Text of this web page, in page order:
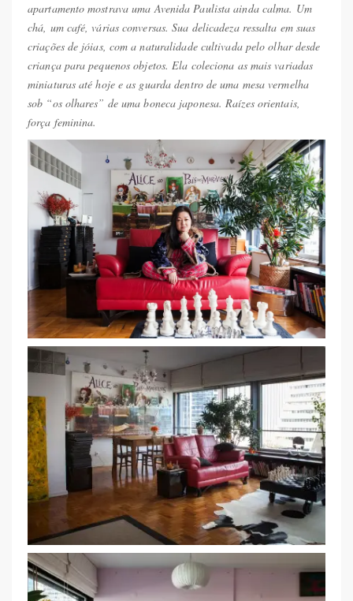
apartamento mostrava uma Avenida Paulista ainda calma. Um
chá, um café, várias conversas. Sua delicadeza ressalta em suas
criações de jóias, com a naturalidade cultivada pelo olhar desde
criança para pequenos objetos. Ela coleciona as mais variadas
miniaturas até hoje e as guarda dentro de uma mesa vermelha
sob “os olhares” de uma boneca japonesa. Raízes orientais,
força feminina.